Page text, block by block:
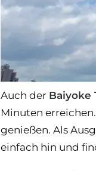
Auch der Baiyoke
Minuten
genießen. Als
einfach hin und